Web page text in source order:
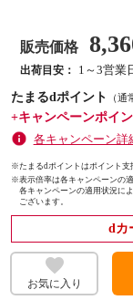
販売価格
出荷目安：
1～3営業
たまるdポイント
（通
+キャンペーンポイ
各キャンペーン詳
※たまるdポイントはポイント支
※表示倍率は各キャンペーンの
各キャンペーンの適用状況に
ございます。
dカ
お気に入り